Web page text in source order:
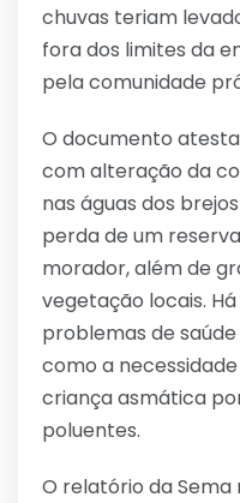
chuvas teriam
fora dos limites da
pela comunidade
O documento
com alteração da
nas águas dos
perda de um
morador, além de
vegetação locais.
problemas de
como a
criança asmática
poluentes.
O relatório da